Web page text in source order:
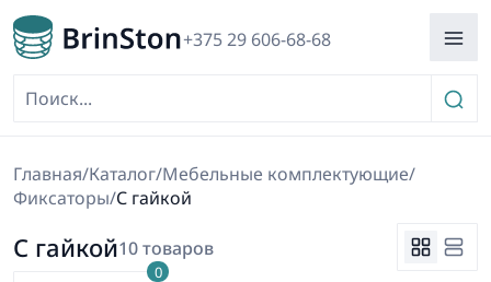
+375 29 606-68-68
Главная/Каталог/Мебельные комплектующие/
Фиксаторы/С гайкой
С гайкой10 товаров
0